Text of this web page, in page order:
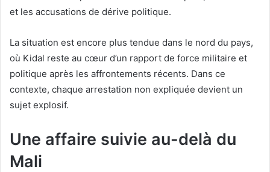
et les accusations de dérive politique.
La situation est encore plus tendue dans le nord du pays,
où Kidal reste au cœur d’un rapport de force militaire et
politique après les affrontements récents. Dans ce
contexte, chaque arrestation non expliquée devient un
sujet explosif.
Une affaire suivie au-delà du
Mali